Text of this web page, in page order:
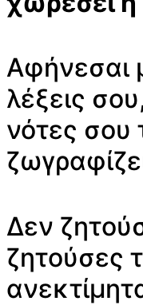
Αφήνεσαι
λέξεις
νότες σου
Δεν
ζητούσες